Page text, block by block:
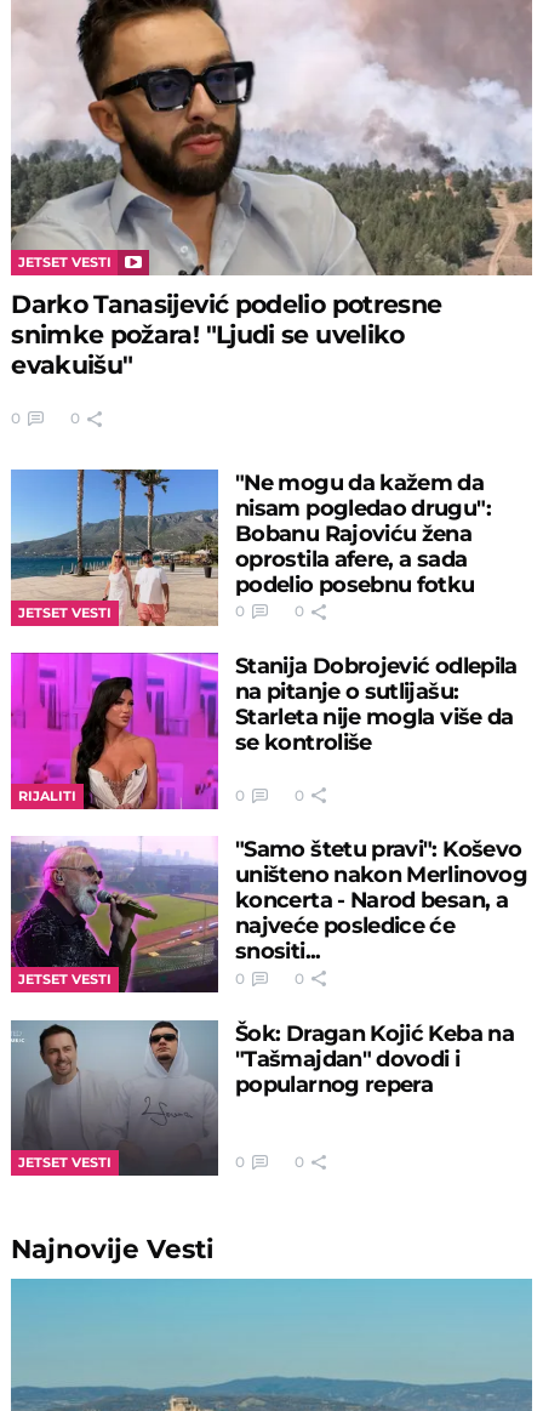
JETSET VESTI
Darko Tanasijević podelio potresne
snimke požara! "Ljudi se uveliko
evakuišu"
0 0
JETSET VESTI
"Ne mogu da kažem da
nisam pogledao drugu":
Bobanu Rajoviću žena
oprostila afere, a sada
podelio posebnu fotku
0 0
RIJALITI
Stanija Dobrojević odlepila
na pitanje o sutlijašu:
Starleta nije mogla više da
se kontroliše
0 0
JETSET VESTI
"Samo štetu pravi": Koševo
uništeno nakon Merlinovog
koncerta - Narod besan, a
najveće posledice će
snositi...
0 0
JETSET VESTI
Šok: Dragan Kojić Keba na
"Tašmajdan" dovodi i
popularnog repera
0 0
NajnovijeVesti